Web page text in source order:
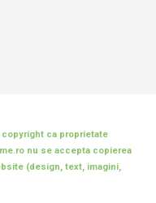
ca proprietate
nu se accepta copierea
(design, text, imagini,